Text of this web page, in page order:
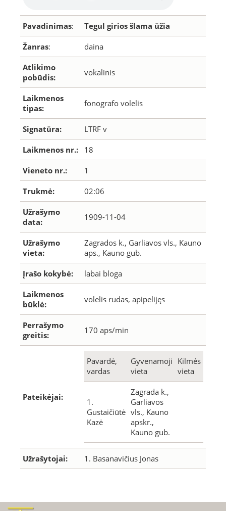
Pavadinimas: Tegul girios šlama ūžia
Žanras: daina
Atlikimo
pobūdis:
vokalinis
Laikmenos
tipas:
fonografo volelis
Signatūra: LTRF v
Laikmenos nr.: 18
Vieneto nr.: 1
Trukmė: 02:06
Užrašymo
data:
1909-11-04
Užrašymo
vieta:
Zagrados k., Garliavos vls., Kauno
aps., Kauno gub.
Įrašo kokybė: labai bloga
Laikmenos
būklė:
volelis rudas, apipelijęs
Perrašymo
greitis:
170 aps/min
Pateikėjai:
Pavardė,
vardas
Gyvenamoji
vieta
Kilmės
vieta
1.
Gustaičiūtė
Kazė
Zagrada k.,
Garliavos
vls., Kauno
apskr.,
Kauno gub.
Užrašytojai: 1. Basanavičius Jonas